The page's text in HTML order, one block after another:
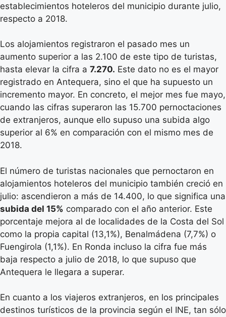
establecimientos hoteleros del municipio durante julio,
respecto a 2018.
Los alojamientos registraron el pasado mes un
aumento superior a las 2.100 de este tipo de turistas,
hasta elevar la cifra a 7.270. Este dato no es el mayor
registrado en Antequera, sino el que ha supuesto un
incremento mayor. En concreto, el mejor mes fue mayo,
cuando las cifras superaron las 15.700 pernoctaciones
de extranjeros, aunque ello supuso una subida algo
superior al 6% en comparación con el mismo mes de
2018.
El número de turistas nacionales que pernoctaron en
alojamientos hoteleros del municipio también creció en
julio: ascendieron a más de 14.400, lo que significa una
subida del 15% comparado con el año anterior. Este
porcentaje mejora al de localidades de la Costa del Sol
como la propia capital (13,1%), Benalmádena (7,7%) o
Fuengirola (1,1%). En Ronda incluso la cifra fue más
baja respecto a julio de 2018, lo que supuso que
Antequera le llegara a superar.
En cuanto a los viajeros extranjeros, en los principales
destinos turísticos de la provincia según el INE, tan sólo